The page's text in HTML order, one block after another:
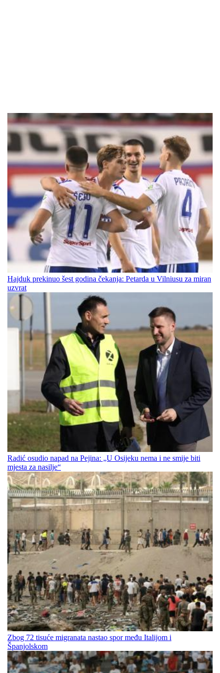
Hajduk prekinuo šest godina čekanja: Petarda u Vilniusu za miran
uzvrat
Radić osudio napad na Pejina: „U Osijeku nema i ne smije biti
mjesta za nasilje“
Zbog 72 tisuće migranata nastao spor među Italijom i
Španjolskom